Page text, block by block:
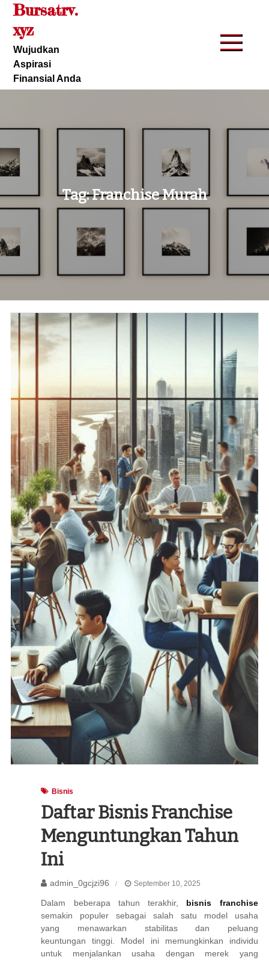
Skip
content
Bursatrv.
xyz
Wujudkan
Aspirasi
Finansial Anda
Tag:Franchise Murah
Bisnis
Daftar Bisnis Franchise
Menguntungkan Tahun
Ini
admin_0gcjzi96 September 10, 2025
Dalam beberapa tahun terakhir, bisnis franchise
semakin populer sebagai salah satu model usaha
yang menawarkan stabilitas dan peluang
keuntungan tinggi. Model ini memungkinkan individu
untuk menjalankan usaha dengan merek yang